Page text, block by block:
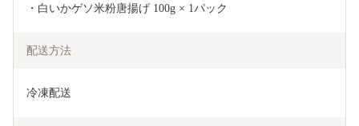
・白いかゲソ米粉唐揚げ 100g × 1パック
配送方法
冷凍配送